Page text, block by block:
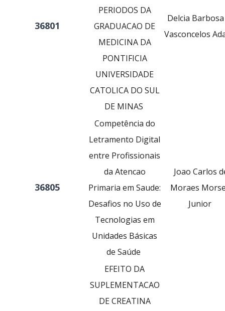
36801
PERIODOS DA
GRADUACAO DE
MEDICINA DA
PONTIFICIA
UNIVERSIDADE
CATOLICA DO SUL
DE MINAS
Delcia
Vasconcelos
36805
Competência do
Letramento Digital
entre Profissionais
da Atencao
Primaria em Saude:
Desafios no Uso de
Tecnologias em
Unidades Básicas
de Saúde
Joao Carlos
Moraes
Junior
EFEITO DA
SUPLEMENTACAO
DE CREATINA